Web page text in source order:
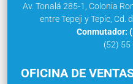
Av. Tonalá 285-1, Colonia
entre Tepeji y Tepic, Cd.
Conmutador:
(52)
OFICINA DE